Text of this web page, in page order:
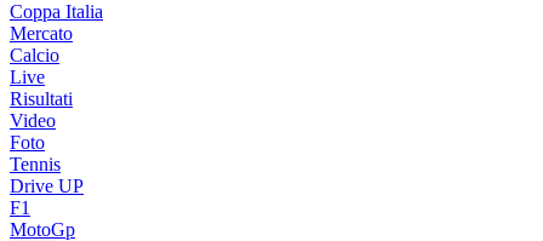
Coppa Italia
Mercato
Calcio
Live
Risultati
Video
Foto
Tennis
Drive UP
F1
MotoGp